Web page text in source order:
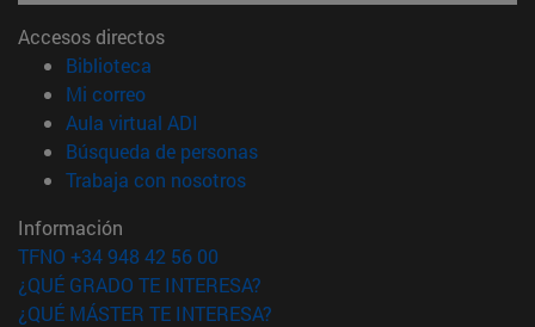
Accesos directos
Biblioteca
Mi correo(abre en nueva ventana)
Aula virtual ADI
Búsqueda de personas(abre en nueva ventana)
Trabaja con nosotros(abre en nueva ventana)
Información
TFNO +34 948 42 56 00
¿QUÉ GRADO TE INTERESA?
¿QUÉ MÁSTER TE INTERESA?